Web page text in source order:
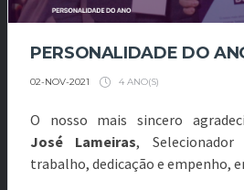
PERSONALIDADE DO
02-NOV-2021 4 ANO(S)
O nosso mais sincero
José Lameiras,
trabalho, dedicação e empenho,